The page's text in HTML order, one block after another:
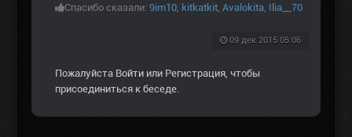
Спасибо сказали: 9im10 kitkatkit Avalokita Ilia__70
09 дек 2015 05:06
Пожалуйста Войти или Регистрация , чтобы
присоединиться к беседе.